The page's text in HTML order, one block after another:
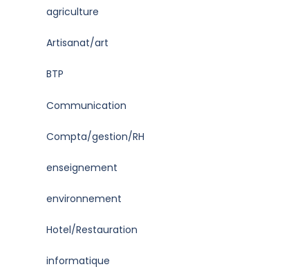
agriculture
Artisanat/art
BTP
Communication
Compta/gestion/RH
enseignement
environnement
Hotel/Restauration
informatique